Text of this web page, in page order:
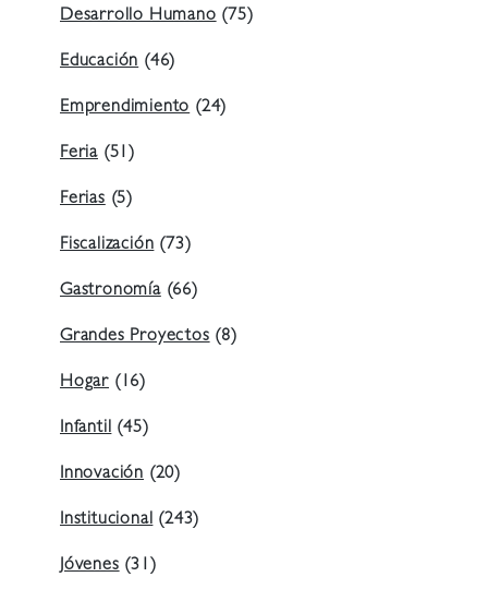
Desarrollo Humano(75)
Educación(46)
Emprendimiento(24)
Feria (51)
Ferias(5)
Fiscalización(73)
Gastronomía(66)
Grandes Proyectos(8)
Hogar (16)
Infantil(45)
Innovación (20)
Institucional(243)
Jóvenes(31)